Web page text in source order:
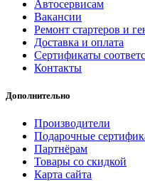
Автосервисам
Вакансии
Ремонт стартеров и
Доставка и оплата
Сертификаты
Контакты
Дополнительно
Производители
Подарочные
Партнёрам
Товары со скидкой
Карта сайта